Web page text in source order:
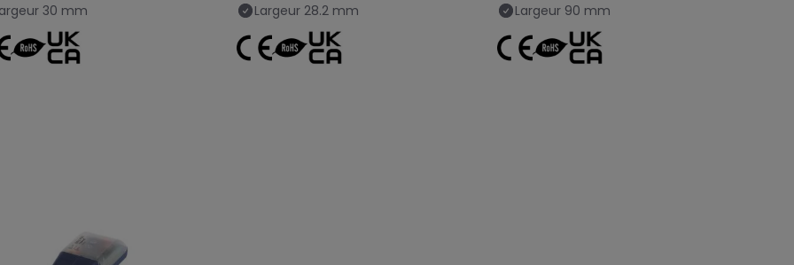
30 mm
Largeur 28.2 mm
Largeur 90 mm